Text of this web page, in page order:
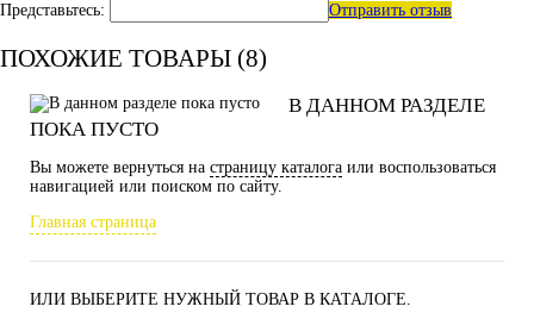
Представьтесь: Отправить отзыв
ПОХОЖИЕ ТОВАРЫ (8)
В ДАННОМ РАЗДЕЛЕ
ПОКА ПУСТО
Вы можете вернуться на страницу каталога или воспользоваться
навигацией или поиском по сайту.
Главная страница
ИЛИ ВЫБЕРИТЕ НУЖНЫЙ ТОВАР В КАТАЛОГЕ.